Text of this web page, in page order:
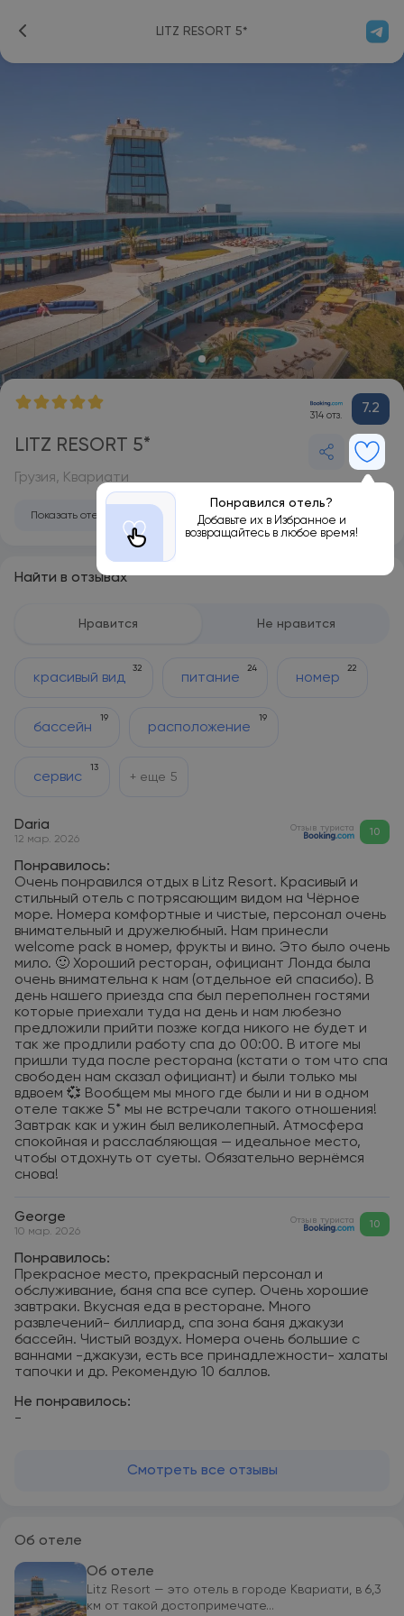
LITZ RESORT 5*
314 отз. 7.2
LITZ RESORT 5*
Понравился отель?
Добавьте их в Избранное и
возвращайтесь в любое время!
Грузия, Квариати
Показать отель на карте
Найти в отзывах
Нравится Не нравится
красивый вид
32
питание
24
номер
22
бассейн
19
расположение
19
сервис
13
+ еще 5
Daria
12 мар. 2026
Отзыв туриста 10
Понравилось:
Очень понравился отдых в Litz Resort. Красивый и
стильный отель с потрясающим видом на Чёрное
море. Номера комфортные и чистые, персонал очень
внимательный и дружелюбный. Нам принесли
welcome pack в номер, фрукты и вино. Это было очень
мило. 🙂 Хороший ресторан, официант Лонда была
очень внимательна к нам (отдельное ей спасибо). В
день нашего приезда спа был переполнен гостями
которые приехали туда на день и нам любезно
предложили прийти позже когда никого не будет и
так же продлили работу спа до 00:00. В итоге мы
пришли туда после ресторана (кстати о том что спа
свободен нам сказал официант) и были только мы
вдвоем 💞 Вообщем мы много где были и ни в одном
отеле также 5* мы не встречали такого отношения!
Завтрак как и ужин был великолепный. Атмосфера
спокойная и расслабляющая — идеальное место,
чтобы отдохнуть от суеты. Обязательно вернёмся
снова!
George
10 мар. 2026
Отзыв туриста 10
Понравилось:
Прекрасное место, прекрасный персонал и
обслуживание, баня спа все супер. Очень хорошие
завтраки. Вкусная еда в ресторане. Много
развлечений- биллиард, спа зона баня джакузи
бассейн. Чистый воздух. Номера очень большие с
ваннами -джакузи, есть все принадлежности- халаты
тапочки и др. Рекомендую 10 баллов.
Не понравилось:
-
Смотреть все отзывы
Об отеле
Об отеле
Litz Resort — это отель в городе Квариати, в 6,3
км от такой достопримечате...